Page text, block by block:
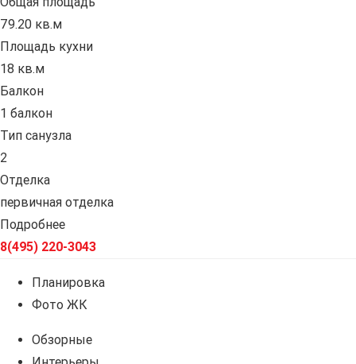
79.20 кв.м
Площадь кухни
18 кв.м
Балкон
1 балкон
Тип санузла
2
Отделка
первичная отделка
Подробнее
8(495) 220-3043
Планировка
Фото ЖК
Обзорные